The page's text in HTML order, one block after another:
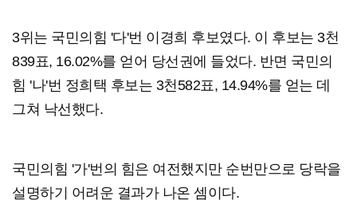
3위는 국민의힘 '다'번 이경희 후보였다. 이 후보는 3천
839표, 16.02%를 얻어 당선권에 들었다. 반면 국민의
힘 '나'번 정희택 후보는 3천582표, 14.94%를 얻는 데
그쳐 낙선했다.
국민의힘 '가'번의 힘은 여전했지만 순번만으로 당락을
설명하기 어려운 결과가 나온 셈이다.